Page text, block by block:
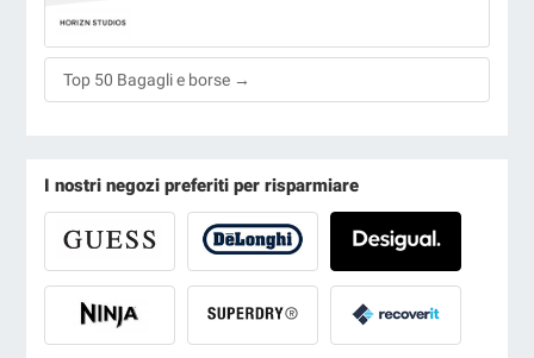
Top 50 Bagagli e borse →
I nostri negozi preferiti per risparmiare